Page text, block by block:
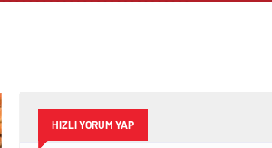
HIZLI YORUM YAP